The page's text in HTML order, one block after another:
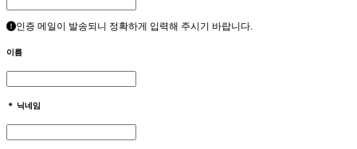
인증 메일이 발송되니 정확하게 입력해 주시기 바랍니다.
이름
＊ 닉네임